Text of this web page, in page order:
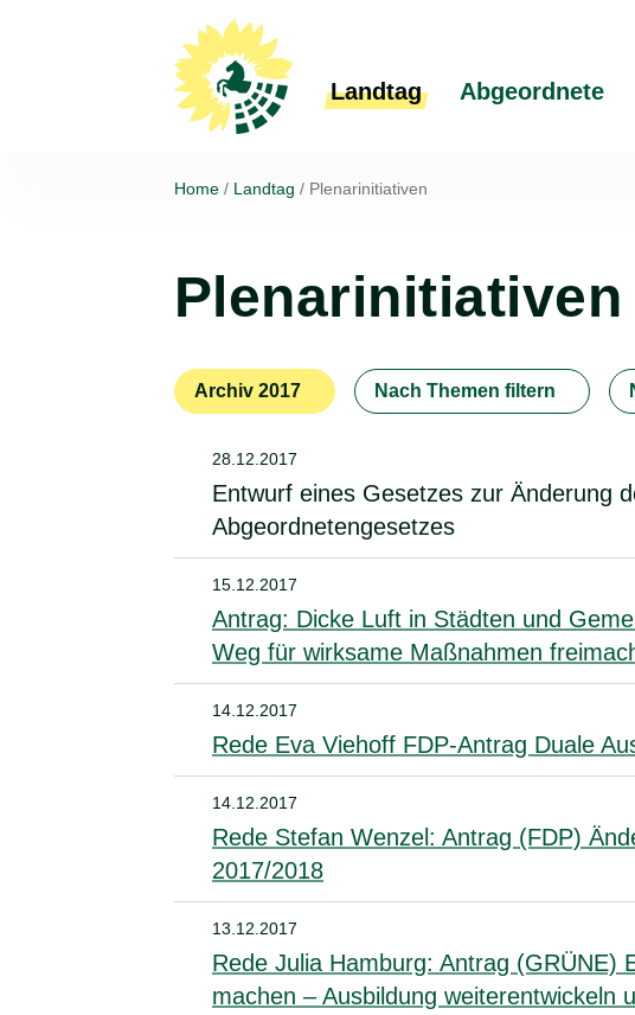
Landtag Abgeordnete
Home Landtag Plenarinitiativen
Plenarinitiativen
Archiv 2017 Nach Themen filtern
28.12.2017
Entwurf eines Gesetzes zur Änderung
Abgeordnetengesetzes
15.12.2017
Antrag: Dicke Luft in Städten und
Weg für wirksame Maßnahmen
14.12.2017
Rede Eva Viehoff FDP-Antrag Duale
14.12.2017
Rede Stefan Wenzel: Antrag (FDP)
2017/2018
13.12.2017
Rede Julia Hamburg: Antrag (GRÜNE)
machen – Ausbildung weiterentwickeln